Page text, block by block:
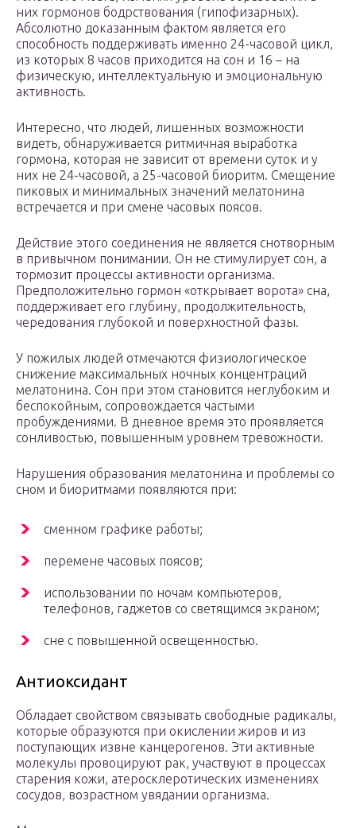
них гормонов бодрствования (гипофизарных).
Абсолютно доказанным фактом является его
способность поддерживать именно 24-часовой цикл,
из которых 8 часов приходится на сон и 16 – на
физическую, интеллектуальную и эмоциональную
активность.
Интересно, что людей, лишенных возможности
видеть, обнаруживается ритмичная выработка
гормона, которая не зависит от времени суток и у
них не 24-часовой, а 25-часовой биоритм. Смещение
пиковых и минимальных значений мелатонина
встречается и при смене часовых поясов.
Действие этого соединения не является снотворным
в привычном понимании. Он не стимулирует сон, а
тормозит процессы активности организма.
Предположительно гормон «открывает ворота» сна,
поддерживает его глубину, продолжительность,
чередования глубокой и поверхностной фазы.
У пожилых людей отмечаются физиологическое
снижение максимальных ночных концентраций
мелатонина. Сон при этом становится неглубоким и
беспокойным, сопровождается частыми
пробуждениями. В дневное время это проявляется
сонливостью, повышенным уровнем тревожности.
Нарушения образования мелатонина и проблемы со
сном и биоритмами появляются при:
сменном графике работы;
перемене часовых поясов;
использовании по ночам компьютеров,
телефонов, гаджетов со светящимся экраном;
сне с повышенной освещенностью.
Антиоксидант
Обладает свойством связывать свободные радикалы,
которые образуются при окислении жиров и из
поступающих извне канцерогенов. Эти активные
молекулы провоцируют рак, участвуют в процессах
старения кожи, атеросклеротических изменениях
сосудов, возрастном увядании организма.